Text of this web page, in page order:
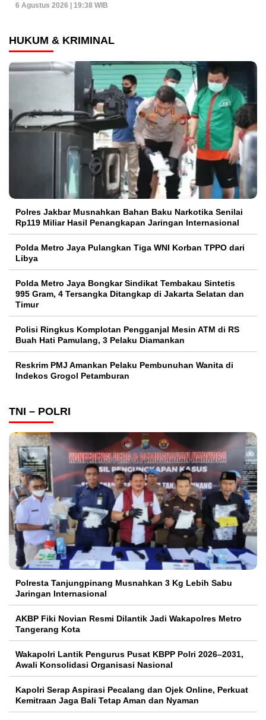
6 Agustus 2026 | 19:38 WIB
HUKUM & KRIMINAL
Polres Jakbar Musnahkan Bahan Baku Narkotika Senilai
Rp119 Miliar Hasil Penangkapan Jaringan Internasional
Polda Metro Jaya Pulangkan Tiga WNI Korban TPPO dari
Libya
Polda Metro Jaya Bongkar Sindikat Tembakau Sintetis
995 Gram, 4 Tersangka Ditangkap di Jakarta Selatan dan
Timur
Polisi Ringkus Komplotan Pengganjal Mesin ATM di RS
Buah Hati Pamulang, 3 Pelaku Diamankan
Reskrim PMJ Amankan Pelaku Pembunuhan Wanita di
Indekos Grogol Petamburan
TNI – POLRI
Polresta Tanjungpinang Musnahkan 3 Kg Lebih Sabu
Jaringan Internasional
AKBP Fiki Novian Resmi Dilantik Jadi Wakapolres Metro
Tangerang Kota
Wakapolri Lantik Pengurus Pusat KBPP Polri 2026–2031,
Awali Konsolidasi Organisasi Nasional
Kapolri Serap Aspirasi Pecalang dan Ojek Online, Perkuat
Kemitraan Jaga Bali Tetap Aman dan Nyaman